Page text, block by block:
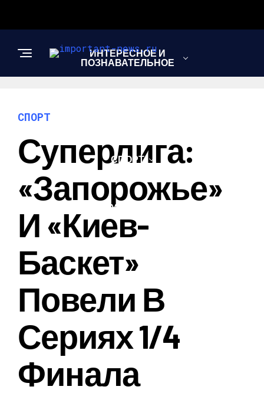
ИНТЕРЕСНОЕ И
ПОЗНАВАТЕЛЬНОЕ
СПОРТ
ШОУ-БИЗНЕС
СПОРТ
Суперлига:
«Запорожье»
И «Киев-
Баскет»
Повели В
Сериях 1/4
Финала